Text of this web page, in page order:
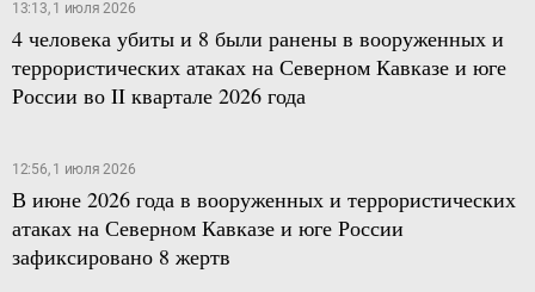
13:13, 1 июля 2026
4 человека убиты и 8 были ранены в вооруженных и
террористических атаках на Северном Кавказе и юге
России во II квартале 2026 года
12:56, 1 июля 2026
В июне 2026 года в вооруженных и террористических
атаках на Северном Кавказе и юге России
зафиксировано 8 жертв